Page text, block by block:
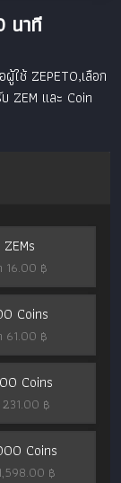
นาที
ใช้ ZEPETO,เลือก
ZEM และ Coin
16.00 ฿
Coins
61.00 ฿
Coins
231.00 ฿
Coins
฿